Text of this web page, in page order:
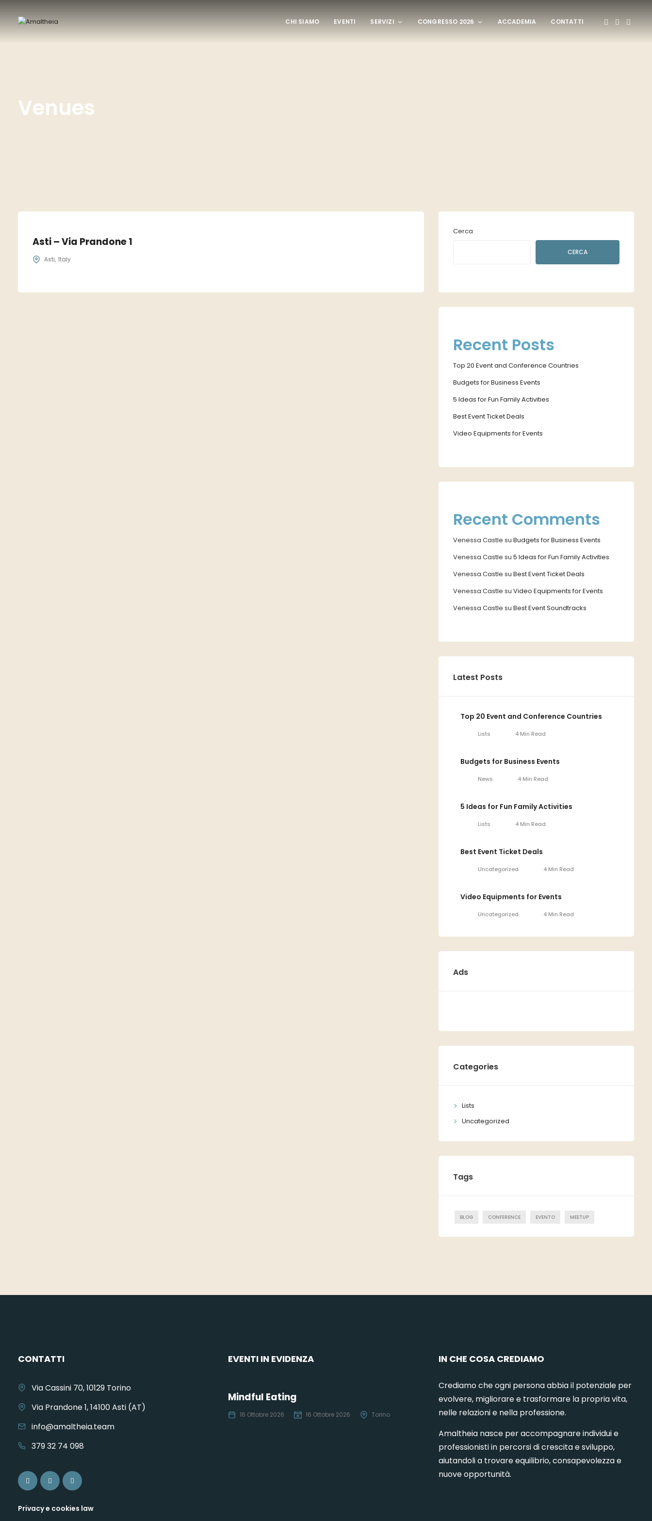
CHI SIAMO EVENTI SERVIZI CONGRESSO 2026 ACCADEMIA CONTATTI
Venues
Asti – Via Prandone 1
Asti Italy
Cerca
CERCA
Recent Posts
Top 20 Event and Conference Countries
Budgets for Business Events
5 Ideas for Fun Family Activities
Best Event Ticket Deals
Video Equipments for Events
Recent Comments
Venessa Castle su Budgets for Business Events
Venessa Castle su 5 Ideas for Fun Family Activities
Venessa Castle su Best Event Ticket Deals
Venessa Castle su Video Equipments for Events
Venessa Castle su Best Event Soundtracks
Latest Posts
Top 20 Event and Conference Countries
Lists 4 Min Read
Budgets for Business Events
News 4 Min Read
5 Ideas for Fun Family Activities
Lists 4 Min Read
Best Event Ticket Deals
Uncategorized 4 Min Read
Video Equipments for Events
Uncategorized 4 Min Read
Ads
Categories
Lists
Uncategorized
Tags
BLOG CONFERENCE EVENTO MEETUP
CONTATTI
Via Cassini 70, 10129 Torino
Via Prandone 1, 14100 Asti (AT)
info@amaltheia.team
379 32 74 098
Privacy e cookies law
EVENTI IN EVIDENZA
Mindful Eating
16 Ottobre 2026 16 Ottobre 2026 Torino
IN CHE COSA CREDIAMO
Crediamo che ogni persona abbia il potenziale per
evolvere, migliorare e trasformare la propria vita,
nelle relazioni e nella professione.
Amaltheia nasce per accompagnare individui e
professionisti in percorsi di crescita e sviluppo,
aiutandoli a trovare equilibrio, consapevolezza e
nuove opportunità.